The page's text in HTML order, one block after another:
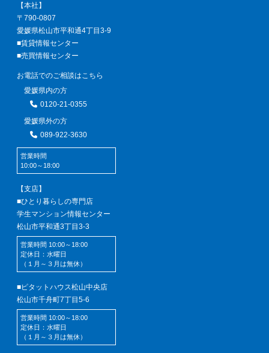
【本社】
〒790-0807
愛媛県松山市平和通4丁目3-9
■賃貸情報センター
■売買情報センター
お電話でのご相談はこちら
愛媛県内の方
0120-21-0355
愛媛県外の方
089-922-3630
営業時間
10:00～18:00
【支店】
■ひとり暮らしの専門店
学生マンション情報センター
松山市平和通3丁目3-3
営業時間 10:00～18:00
定休日：水曜日
（１月～３月は無休）
■ピタットハウス松山中央店
松山市千舟町7丁目5-6
営業時間 10:00～18:00
定休日：水曜日
（１月～３月は無休）